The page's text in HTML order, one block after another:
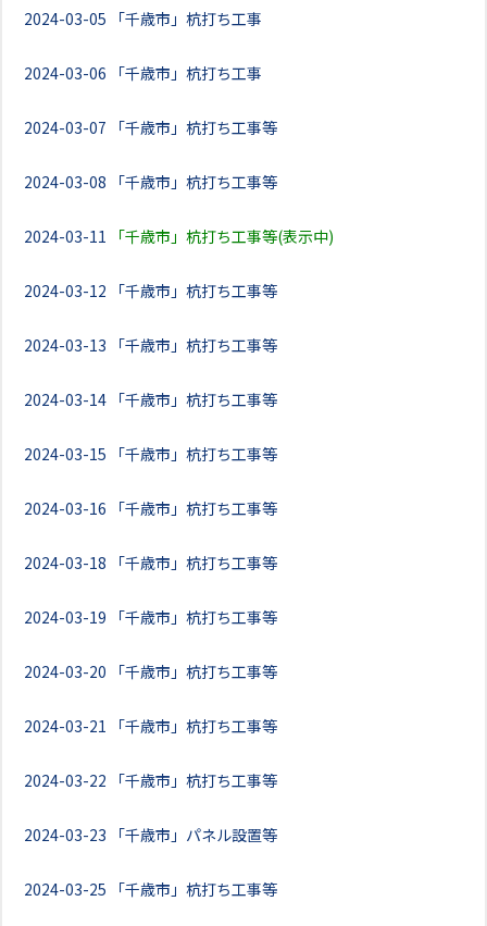
2024-03-05 「千歳市」杭打ち工事
2024-03-06 「千歳市」杭打ち工事
2024-03-07 「千歳市」杭打ち工事等
2024-03-08 「千歳市」杭打ち工事等
2024-03-11 「千歳市」杭打ち工事等(表示中)
2024-03-12 「千歳市」杭打ち工事等
2024-03-13 「千歳市」杭打ち工事等
2024-03-14 「千歳市」杭打ち工事等
2024-03-15 「千歳市」杭打ち工事等
2024-03-16 「千歳市」杭打ち工事等
2024-03-18 「千歳市」杭打ち工事等
2024-03-19 「千歳市」杭打ち工事等
2024-03-20 「千歳市」杭打ち工事等
2024-03-21 「千歳市」杭打ち工事等
2024-03-22 「千歳市」杭打ち工事等
2024-03-23 「千歳市」パネル設置等
2024-03-25 「千歳市」杭打ち工事等